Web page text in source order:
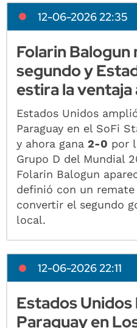
12-06-2026 22:35
Folarin Balogun
segundo y
estira la
Estados Unidos
Paraguay en el SoFi
y ahora gana2-0 por
Grupo D del Mundial
Folarin Balogun
definió con un remate
convertir el segundo
local.
12-06-2026 22:11
Estados Unidos
Paraguay en